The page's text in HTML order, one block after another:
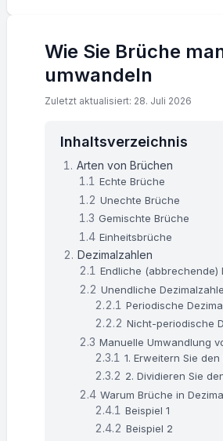
Wie Sie Brüche
umwandeln
Zuletzt aktualisiert: 28. Juli 2026
Inhaltsverzeichnis
Arten von Brüchen
Echte Brüche
Unechte Brüche
Gemischte Brüche
Einheitsbrüche
Dezimalzahlen
Endliche (abbrechende)
Unendliche
Periodische
Nicht-periodische
Manuelle Umwandlung
1. Erweitern Sie
2. Dividieren Sie
Warum Brüche in
Beispiel 1
Beispiel 2